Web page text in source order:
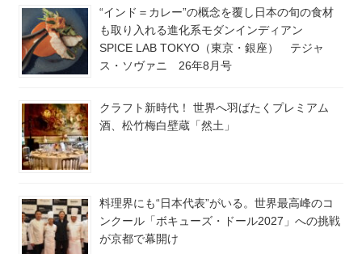
“インド＝カレー”の概念を覆し日本の旬の食材
も取り入れる進化系モダンインディアン
SPICE LAB TOKYO（東京・銀座） テジャ
ス・ソヴァニ 26年8月号
クラフト新時代！ 世界へ羽ばたくプレミアム
酒、松竹梅白壁蔵「然土」
料理界にも“日本代表”がいる。世界最高峰のコ
ンクール「ボキューズ・ドール2027」への挑戦
が京都で幕開け